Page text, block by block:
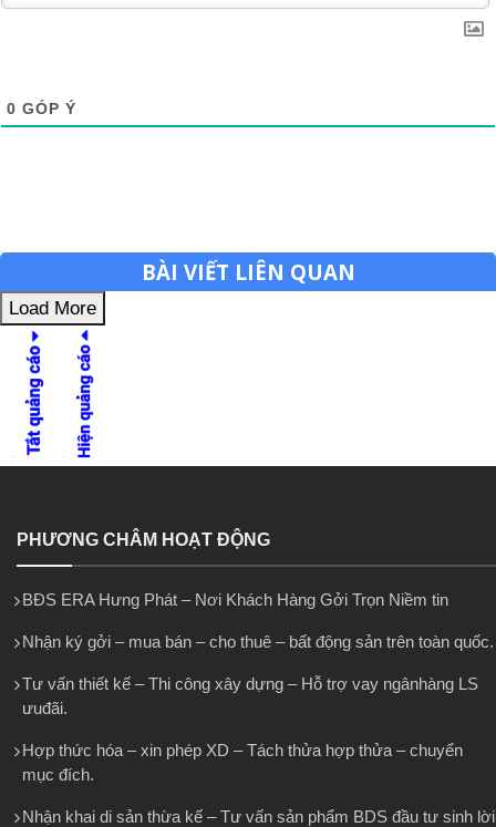
0 GÓP Ý
BÀI VIẾT LIÊN QUAN
Load More
PHƯƠNG CHÂM HOẠT ĐỘNG
BĐS ERA Hưng Phát – Nơi Khách Hàng Gởi Trọn Niềm tin
Nhận ký gởi – mua bán – cho thuê – bất động sản trên toàn quốc.
Tư vấn thiết kế – Thi công xây dựng – Hỗ trợ vay ngânhàng LS
ưuđãi.
Hợp thức hóa – xin phép XD – Tách thửa hợp thửa – chuyển
mục đích.
Nhận khai di sản thừa kế – Tư vấn sản phẩm BDS đầu tư sinh lời